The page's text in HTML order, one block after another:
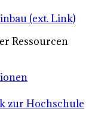
(ext. Link)
Ressourcen
zur Hochschule